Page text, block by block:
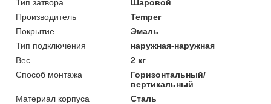
Тип затвора
Шаровой
Производитель
Temper
Покрытие
Эмаль
Тип подключения
наружная-наружная
Вес
2 кг
Способ монтажа
Горизонтальный/
вертикальный
Материал корпуса
Сталь